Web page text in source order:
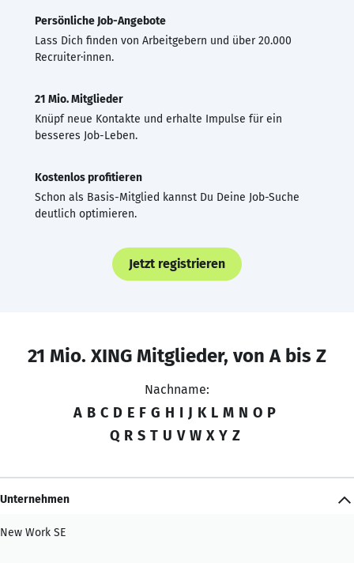
Persönliche Job-Angebote
Lass Dich finden von Arbeitgebern und über 20.000
Recruiter·innen.
21 Mio. Mitglieder
Knüpf neue Kontakte und erhalte Impulse für ein
besseres Job-Leben.
Kostenlos profitieren
Schon als Basis-Mitglied kannst Du Deine Job-Suche
deutlich optimieren.
Jetzt registrieren
21 Mio. XING Mitglieder, von A bis Z
Nachname:
A B C D E F G H I J K L M N O P
Q R S T U V W X Y Z
Unternehmen
New Work SE